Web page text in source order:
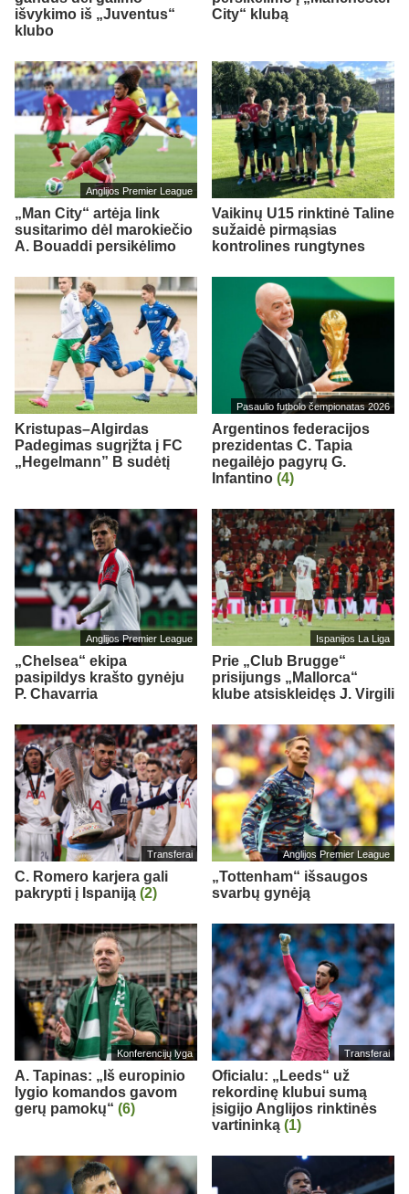
išvykimo iš „Juventus“
klubo
City“ klubą
Anglijos Premier League
„Man City“ artėja link
susitarimo dėl marokiečio
A. Bouaddi persikėlimo
Vaikinų U15 rinktinė Taline
sužaidė pirmąsias
kontrolines rungtynes
Kristupas–Algirdas
Padegimas sugrįžta į FC
„Hegelmann” B sudėtį
Pasaulio futbolo čempionatas 2026
Argentinos federacijos
prezidentas C. Tapia
negailėjo pagyrų G.
Infantino (4)
Anglijos Premier League
„Chelsea“ ekipa
pasipildys krašto gynėju
P. Chavarria
Ispanijos La Liga
Prie „Club Brugge“
prisijungs „Mallorca“
klube atsiskleidęs J. Virgili
Transferai
C. Romero karjera gali
pakrypti į Ispaniją (2)
Anglijos Premier League
„Tottenham“ išsaugos
svarbų gynėją
Konferencijų lyga
A. Tapinas: „Iš europinio
lygio komandos gavom
gerų pamokų“ (6)
Transferai
Oficialu: „Leeds“ už
rekordinę klubui sumą
įsigijo Anglijos rinktinės
vartininką (1)